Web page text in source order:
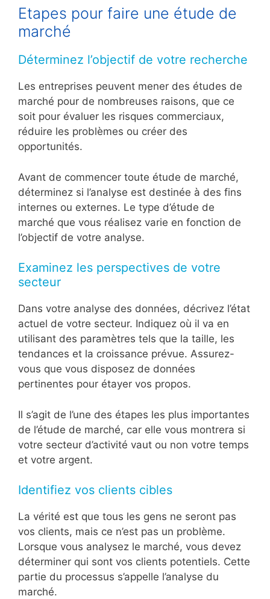
Etapes pour faire une étude de
marché
Déterminez l’objectif de votre recherche
Les entreprises peuvent mener des études de
marché pour de nombreuses raisons, que ce
soit pour évaluer les risques commerciaux,
réduire les problèmes ou créer des
opportunités.
Avant de commencer toute étude de marché,
déterminez si l’analyse est destinée à des fins
internes ou externes. Le type d’étude de
marché que vous réalisez varie en fonction de
l’objectif de votre analyse.
Examinez les perspectives de votre
secteur
Dans votre analyse des données, décrivez l’état
actuel de votre secteur. Indiquez où il va en
utilisant des paramètres tels que la taille, les
tendances et la croissance prévue. Assurez-
vous que vous disposez de données
pertinentes pour étayer vos propos.
Il s’agit de l’une des étapes les plus importantes
de l’étude de marché, car elle vous montrera si
votre secteur d’activité vaut ou non votre temps
et votre argent.
Identifiez vos clients cibles
La vérité est que tous les gens ne seront pas
vos clients, mais ce n’est pas un problème.
Lorsque vous analysez le marché, vous devez
déterminer qui sont vos clients potentiels. Cette
partie du processus s’appelle l’analyse du
marché.